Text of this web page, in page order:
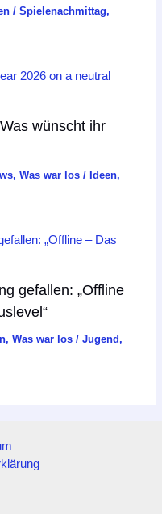
/Spielenachmittag,
wünscht ihr
,Was war los / Ideen,
gefallen: „Offline
,Was war los /Jugend ,